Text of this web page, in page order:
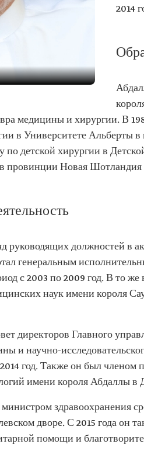
и хирург.
дворе
помощи и
работ имени
медицины и
хирургии
хирургии
IWK при
в городе
Новая
2014
медицины и хирургии. В
в Университете Альберты
по детской хирургии в
провинции Новая Шотландия
руководящих должностей в
генеральным
с 2003 по 2009 год. В то же
наук имени короля
директоров Главного
и научно-
год. Также он был членом
имени короля Абдаллы в
здравоохранения
дворе. С 2015 года он
помощи и